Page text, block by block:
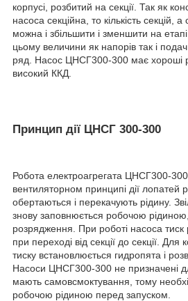
корпусі, розбитий на секції. Так як
насоса секційна, то кількість секцій, а
можна і збільшити і зменшити на
цьому величини як напорів так і
ряд. Насос ЦНСГ300-300 має хороші
високий ККД.
Принцип дії ЦНСГ 300-300
Робота електроагрегата ЦНСГ300-
вентиляторном принципі дії лопатей
обертаються і перекачують рідину.
знову заповнюється робочою
розрядження. При роботі насоса тиск
при переході від секції до секції. Для
тиску встановлюється гидропята і
Насоси ЦНСГ300-300 не призначені
мають самовсмоктування, тому
робочою рідиною перед запуском.